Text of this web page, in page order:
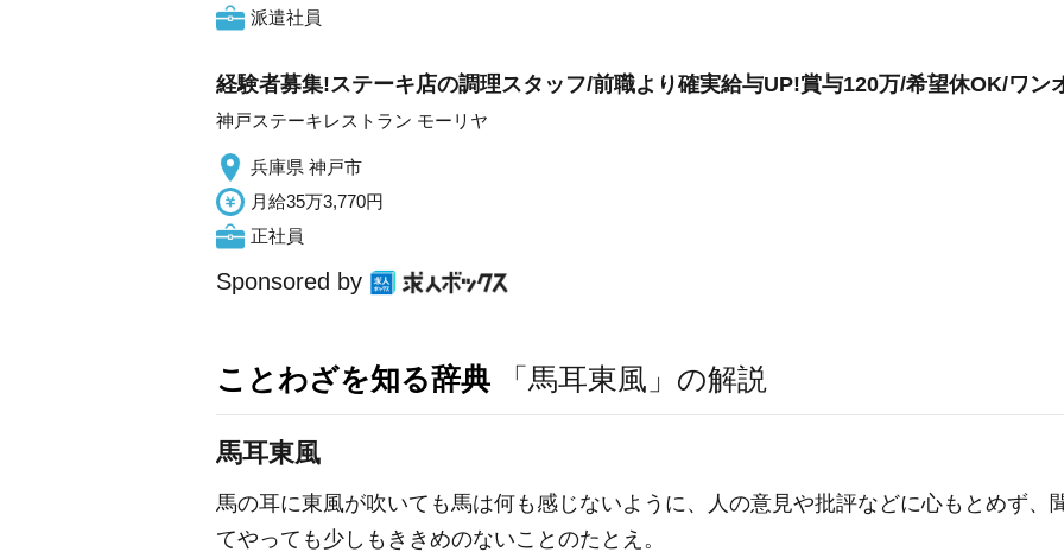
派遣社員
経験者募集!ステーキ店の調理スタッフ/前職より確実給与UP!賞与120万/希望休OK/ワン
神戸ステーキレストラン モーリヤ
兵庫県 神戸市
月給35万3,770円
正社員
Sponsored by
ことわざを知る辞典 「馬耳東風」の解説
馬耳東風
馬の耳に東風が吹いても馬は何も感じないように、人の意見や批評などに心もとめず、
てやっても少しもききめのないことのたとえ。